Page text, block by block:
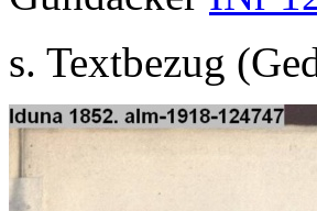
s. Textbezug